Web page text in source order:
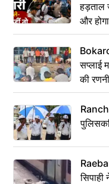
हड़ताल
और
सप्लाई
की